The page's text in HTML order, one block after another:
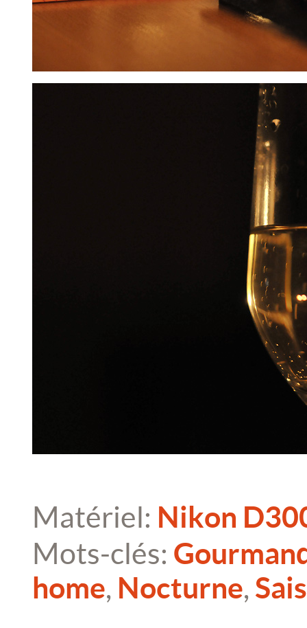
Matériel: Nikon
Mots-clés:
home, Nocturne,